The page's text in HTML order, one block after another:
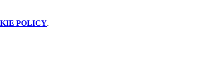
POLICY.